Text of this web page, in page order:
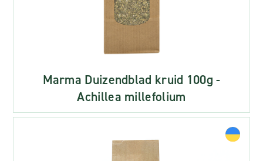
Marma Duizendblad kruid 100g -
Achillea millefolium